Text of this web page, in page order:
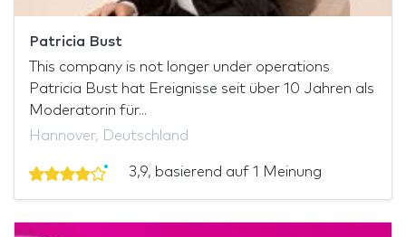
Patricia Bust
This company is not longer under operations
Patricia Bust hat Ereignisse seit über 10 Jahren als
Moderatorin für...
Hannover, Deutschland
3,9, basierend auf 1 Meinung